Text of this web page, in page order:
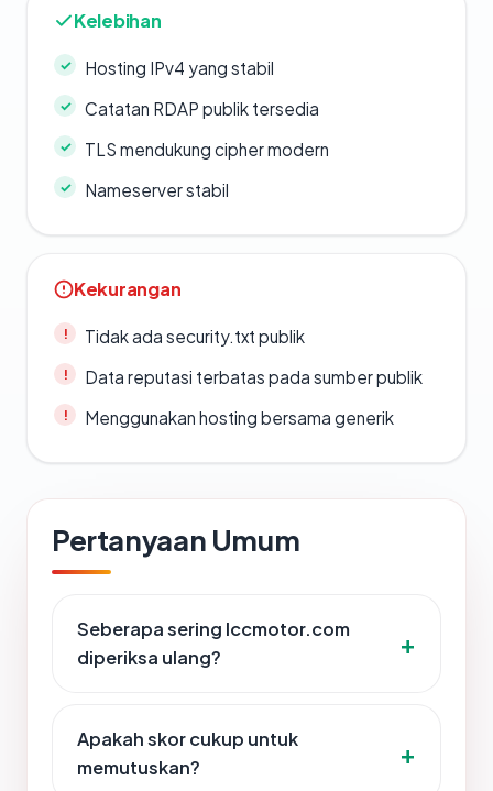
Kelebihan
Hosting IPv4 yang stabil
Catatan RDAP publik tersedia
TLS mendukung cipher modern
Nameserver stabil
Kekurangan
Tidak ada security.txt publik
Data reputasi terbatas pada sumber publik
Menggunakan hosting bersama generik
Pertanyaan Umum
Seberapa sering lccmotor.com
diperiksa ulang?
Apakah skor cukup untuk
memutuskan?